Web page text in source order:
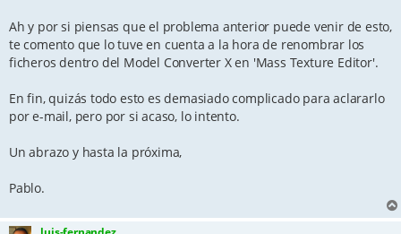
Ah y por si piensas que el problema anterior puede venir de esto,
te comento que lo tuve en cuenta a la hora de renombrar los
ficheros dentro del Model Converter X en 'Mass Texture Editor'.
En fin, quizás todo esto es demasiado complicado para aclararlo
por e-mail, pero por si acaso, lo intento.
Un abrazo y hasta la próxima,
Pablo.